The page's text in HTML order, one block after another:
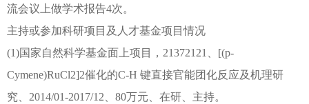
流会议上做学术报告4次。
主持或参加科研项目及人才基金项目情况
(1)国家自然科学基金面上项目，21372121、[(p-
Cymene)RuCl2]2催化的C-H 键直接官能团化反应及机理研
究、2014/01-2017/12、80万元、在研、主持。